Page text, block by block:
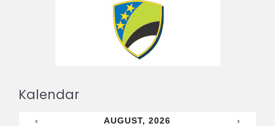
Kalendar
‹ AUGUST, 2026
›